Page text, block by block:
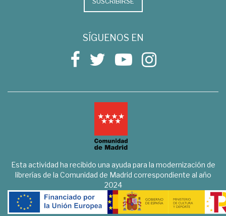
SÍGUENOS EN
Esta actividad ha recibido una ayuda para la modernización de
librerías de la Comunidad de Madrid correspondiente al año
2024